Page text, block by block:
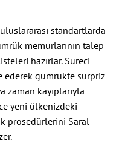
standartlarda
memurlarının talep
hazırlar. Süreci
ederek gümrükte sürpriz
zaman kayıplarıyla
yeni ülkenizdeki
prosedürlerini Saral